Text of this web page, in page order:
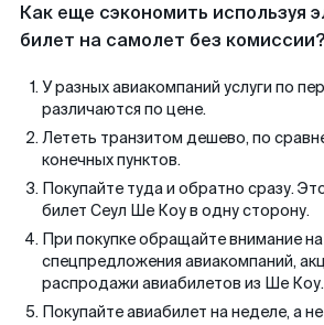
Как еще сэкономить используя
билет на самолет без комиссии?
У разных авиакомпаний услуги по
различаются по цене.
Лететь транзитом дешево, по
конечных пунктов.
Покупайте туда и обратно сразу.
билет Сеул Ше Коу в одну сторону.
При покупке обращайте внимание
спецпредложения авиакомпаний,
распродажи авиабилетов из Ше Коу.
Покупайте авиабилет на неделе, а